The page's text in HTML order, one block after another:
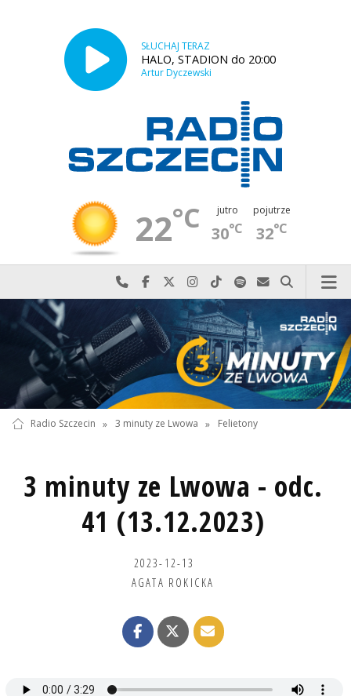
SŁUCHAJ TERAZ
HALO, STADION do 20:00
Artur Dyczewski
22°C jutro
30°C
pojutrze
32°C
Najlepiej po prostu do nas zadzwoń
Odwiedź nas na Facebook-u
Odwiedź nas na X
Odwiedź nas na Instagram-ie
Odwiedź nas na TikTok-u
Szukaj nas na Spotify
Wyślij do nas
Szukaj
Radio Szczecin » 3 minuty ze Lwowa » Felietony
3 minuty ze Lwowa - odc.
41 (13.12.2023)
2023-12-13
AGATA ROKICKA